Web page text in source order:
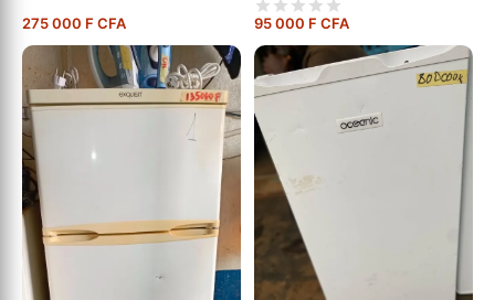
275 000 F CFA 95 000 F CFA